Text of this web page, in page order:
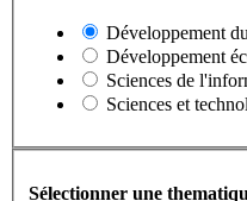
Développement
Développement
Sciences de
Sciences et
Sélectionner une